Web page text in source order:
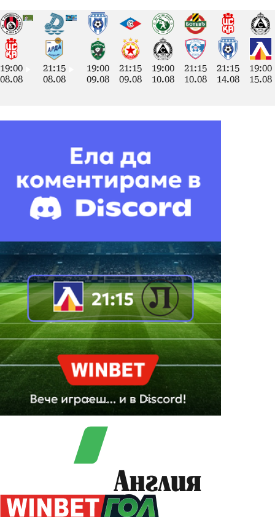
19:00
08.08
21:15
08.08
19:00
09.08
21:15
09.08
19:00
10.08
21:15
10.08
21:15
14.08
19:00
15.08
Англия